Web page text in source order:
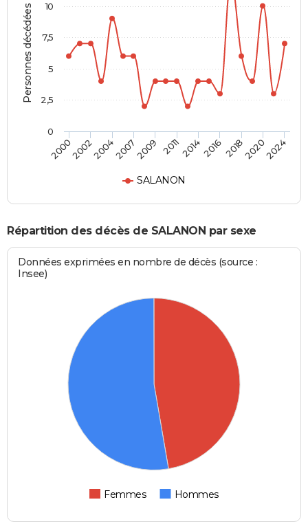
Personnes décédées
SALANON
20002002200420072009 201120142016201820202024
0
2,5
5
7,5
10
Répartition des décès de SALANON par sexe
Données exprimées en nombre de décès (source :
Insee)
Femmes Hommes